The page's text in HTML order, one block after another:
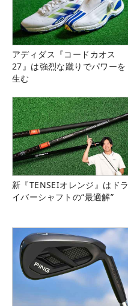
アディダス『コードカオス
27』は強烈な蹴りでパワーを
生む
新『TENSEIオレンジ』はドラ
イバーシャフトの“最適解”